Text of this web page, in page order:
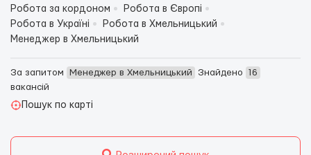
Робота за кордоном
Робота в Європі
Робота в Україні
Робота в Хмельницький
Менеджер в Хмельницький
За запитом Менеджер в Хмельницький Знайдено
16
вакансій
Пошук по карті